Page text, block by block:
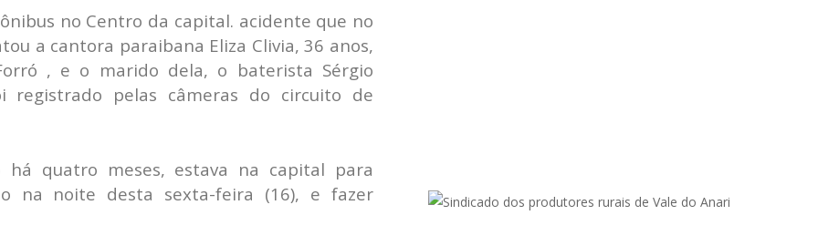
no Centro da capital. acidente que no
a cantora paraibana Eliza Clivia, 36 anos,
, e o marido dela, o baterista Sérgio
registrado pelas câmeras do circuito de
quatro meses, estava na capital para
na noite desta sexta-feira (16), e fazer